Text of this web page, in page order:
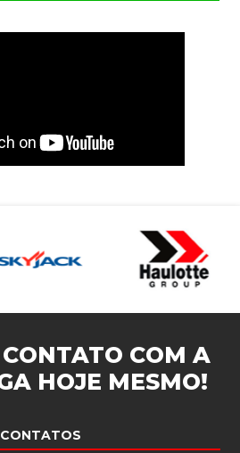
COM A
HOJE MESMO!
CONTATOS